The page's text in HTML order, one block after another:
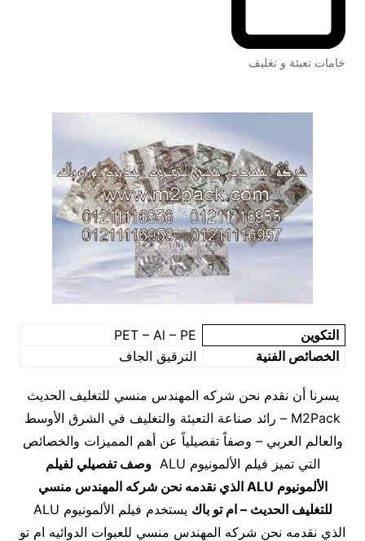
خامات تعبئة و تغليف
التكوين
PET – Al – PE
الخصائص الفنية
الترقيق الجاف
يسرنا أن نقدم نحن شركه المهندس منسي للتغليف الحديث
M2Pack – رائد صناعة التعبئة والتغليف في الشرق الأوسط
والعالم العربي – وصفاً تفصيلياً عن أهم المميزات والخصائص
التي تميز فيلم الألمونيوم ALU
وصف تفصيلي لفيلم
الألمونيوم ALU الذي نقدمه نحن شركه المهندس منسي
للتغليف الحديث – ام تو باك
يستخدم فيلم الألمونيوم ALU
الذي نقدمه نحن شركه المهندس منسي للعبوات الدوائيه ام تو